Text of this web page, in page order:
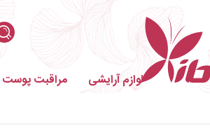
لوازم آرایشی مراقبت پوست